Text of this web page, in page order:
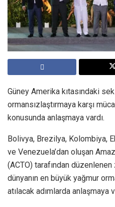
Güney Amerika kıtasındaki
ormansızlaştırmaya karşı
konusunda anlaşmaya vardı.
Bolivya, Brezilya, Kolombiya,
ve Venezuela’dan oluşan
(ACTO) tarafından
dünyanın en büyük yağmur
atılacak adımlarda anlaşmaya